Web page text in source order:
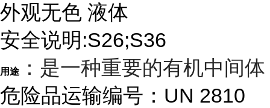
外观无色 液体
安全说明:S26;S36
用途 ：是一种重要的有机中间体
危险品运输编号：UN 2810